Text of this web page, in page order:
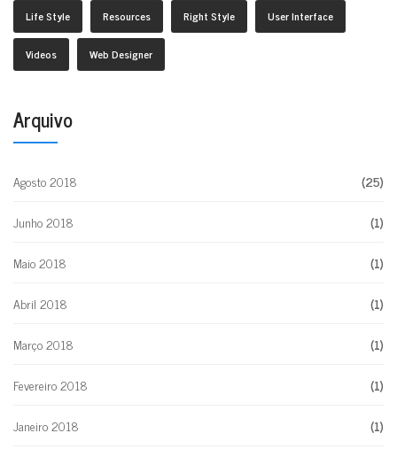
Life Style Resources Right Style User Interface
Videos Web Designer
Arquivo
Agosto 2018
(25)
Junho 2018
(1)
Maio 2018
(1)
Abril 2018
(1)
Março 2018
(1)
Fevereiro 2018
(1)
Janeiro 2018
(1)